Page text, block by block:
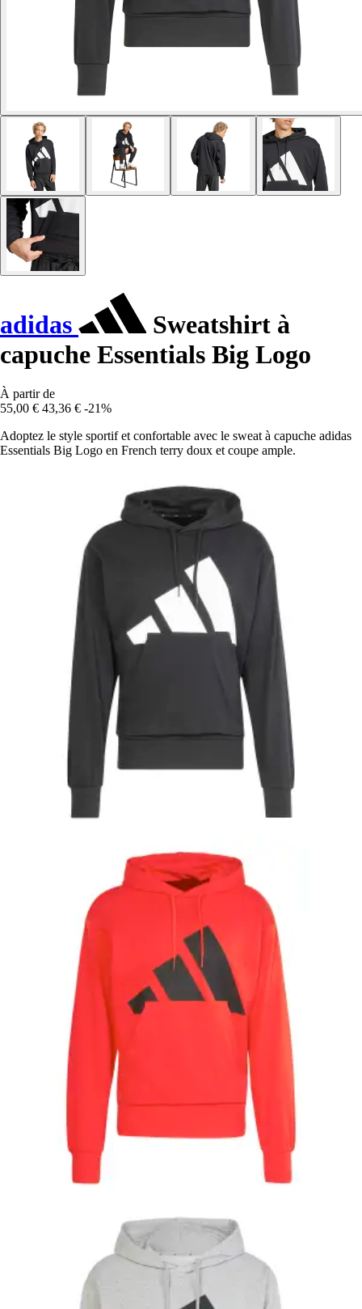
adidas
Sweatshirt à
capuche Essentials Big Logo
À partir de
55,00 € 43,36 € -21%
Adoptez le style sportif et confortable avec le sweat à capuche adidas
Essentials Big Logo en French terry doux et coupe ample.